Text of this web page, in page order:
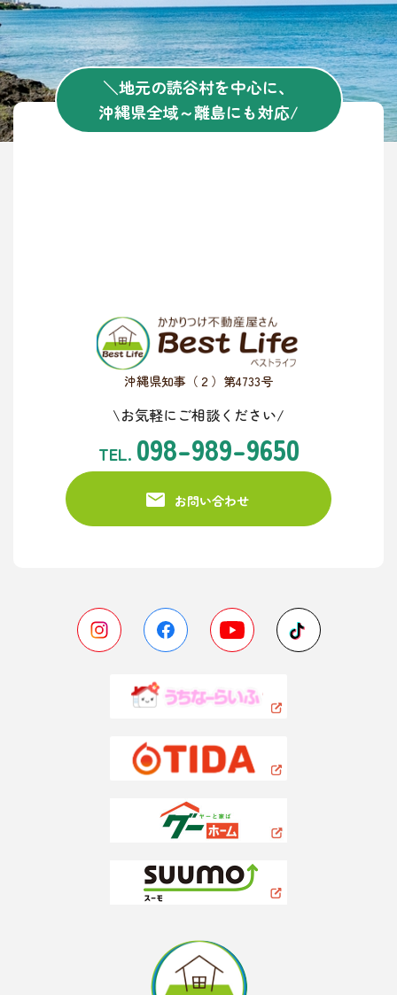
＼地元の読谷村を中心に、
沖縄県全域～離島にも対応/
沖縄県知事（２）第4733号
\お気軽にご相談ください/
TEL. 098-989-9650
お問い合わせ